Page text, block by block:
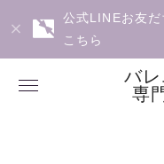
公式LINEお友
こちら
バ
専